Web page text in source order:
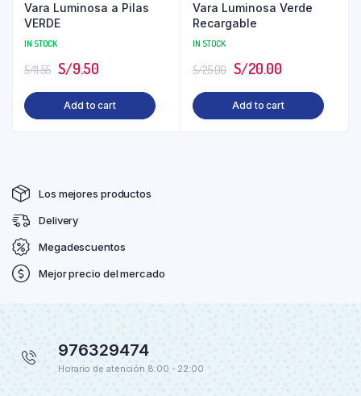
Vara Luminosa a Pilas
VERDE
IN STOCK
S/11.55 S/9.50
Add to cart
Vara Luminosa Verde
Recargable
IN STOCK
S/25.00 S/20.00
Add to cart
Los mejores productos
Delivery
Megadescuentos
Mejor precio del mercado
976329474
Horario de atención 8:00 - 22:00